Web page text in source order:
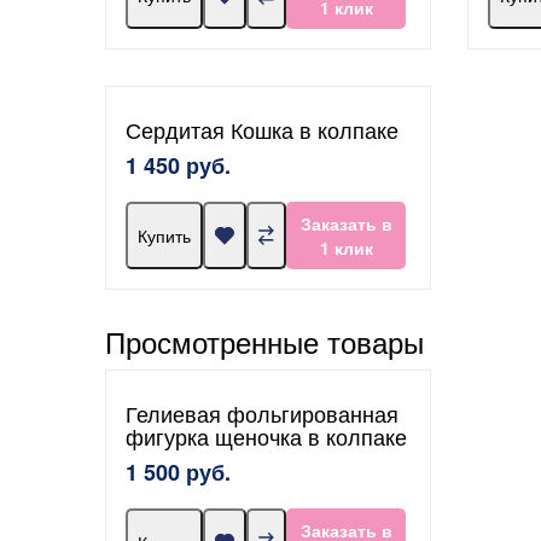
1 клик
Сердитая Кошка в колпаке
1 450 руб.
Купить
Заказать в
1 клик
Просмотренные товары
Гелиевая фольгированная
фигурка щеночка в колпаке
1 500 руб.
Заказать в